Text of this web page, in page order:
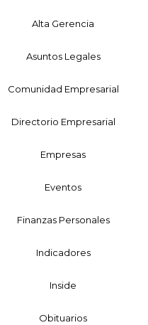
Alta Gerencia
Asuntos Legales
Comunidad Empresarial
Directorio Empresarial
Empresas
Eventos
Finanzas Personales
Indicadores
Inside
Obituarios